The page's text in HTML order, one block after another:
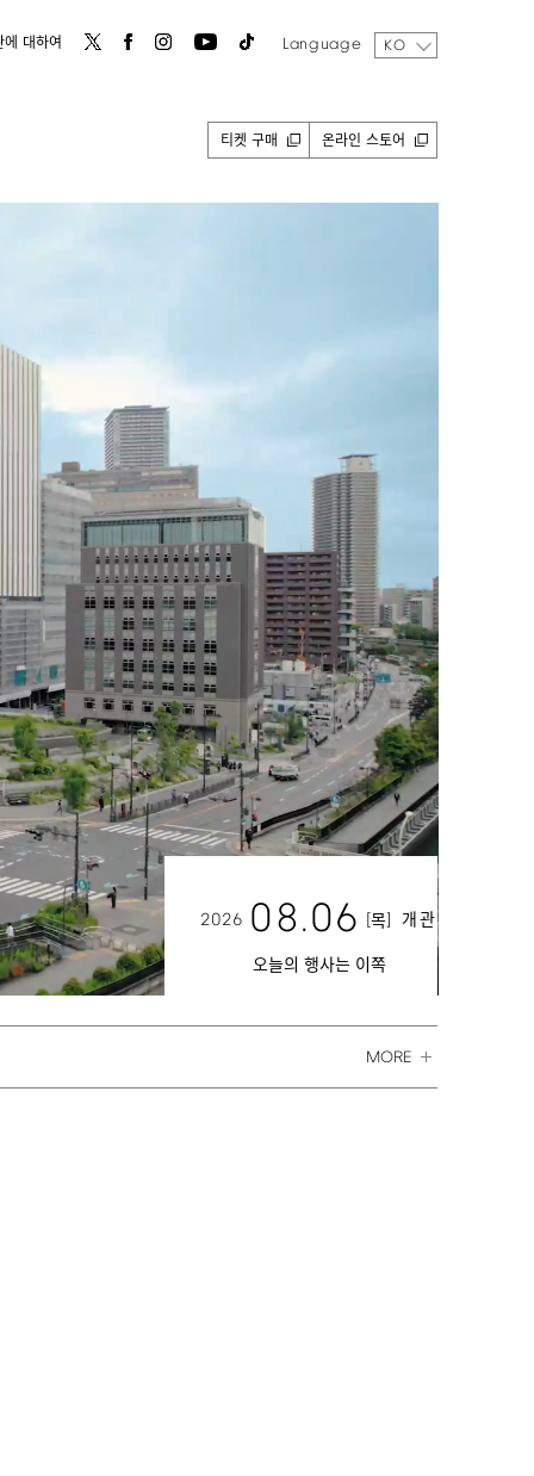
대하여 Language KO
티켓 구매 온라인 스토어
2026 08.06 [목] 개관
오늘의 행사는 이쪽
MORE